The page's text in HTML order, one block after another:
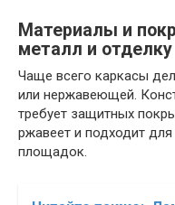
Материалы и
металл и отделку
Чаще всего каркасы
или нержавеющей.
требует защитных
ржавеет и подходит
площадок.